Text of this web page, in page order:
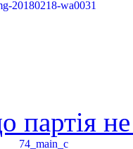
партія